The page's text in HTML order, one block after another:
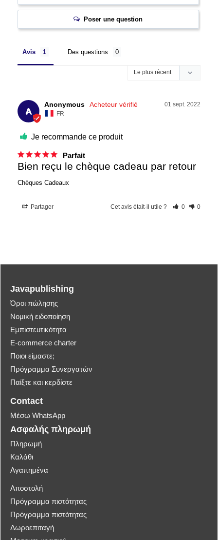
Poser une question
Avis Des questions
A
01 sept. 2022
Anonymous
FR
Je recommande ce produit
Parfait
Bien reçu le chèque cadeau par retour
Chèques Cadeaux
Partager Cet avis était-il utile ? 0 0
Javapublishing
Όροι πώλησης
Νομική ειδοποίηση
Εμπιστευτικότητα
E-commerce charter
Ποιοι είμαστε;
Πρόγραμμα Συνεργατών
Παίξτε και κερδίστε
Contact
Μέσω WhatsApp
Ασφαλής πληρωμή
Πληρωμή
Καλάθι
Αγαπημένα
Αποστολή
Πρόγραμμα πιστότητας
Πρόγραμμα πιστότητας
Δωροεπιταγή